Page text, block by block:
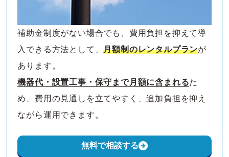
補助金制度がない場合でも、費用負担を抑えて導
入できる方法として、月額制のレンタルプランが
あります。
機器代・設置工事・保守まで月額に含まれるた
め、費用の見通しを立てやすく、追加負担を抑え
ながら運用できます。
無料で相談する